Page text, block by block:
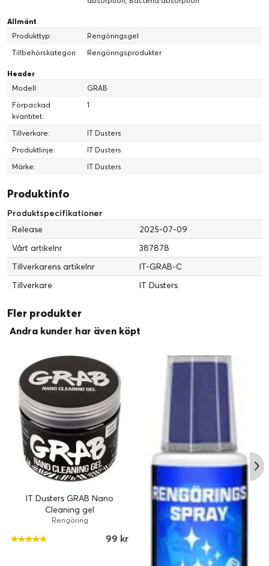
Allmänt
Produkttyp:
Rengöringsgel
Tillbehörskategori:
Rengöringsprodukter
Header
Modell:
GRAB
Förpackad
kvantitet:
1
Tillverkare:
IT Dusters
Produktlinje:
IT Dusters
Märke:
IT Dusters
Produktinfo
Produktspecifikationer
Release
2025-07-09
Vårt artikelnr
387878
Tillverkarens artikelnr
IT-GRAB-C
Tillverkare
IT Dusters
Fler produkter
Andra kunder har även köpt
IT Dusters GRAB Nano
Cleaning gel
Rengöring
99 kr